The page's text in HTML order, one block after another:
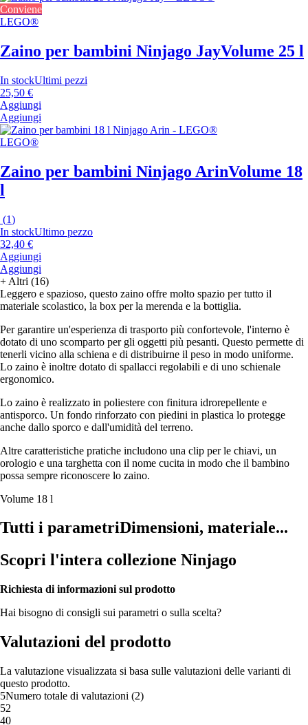
Conviene
LEGO®
Zaino per bambini Ninjago JayVolume 25 l
In stockUltimi pezzi
25,50 €
Aggiungi
Aggiungi
LEGO®
Zaino per bambini Ninjago ArinVolume 18
l
(1)
In stockUltimo pezzo
32,40 €
Aggiungi
Aggiungi
+ Altri (16)
Leggero e spazioso, questo zaino offre molto spazio per tutto il
materiale scolastico, la box per la merenda e la bottiglia.
Per garantire un'esperienza di trasporto più confortevole, l'interno è
dotato di uno scomparto per gli oggetti più pesanti. Questo permette di
tenerli vicino alla schiena e di distribuirne il peso in modo uniforme.
Lo zaino è inoltre dotato di spallacci regolabili e di uno schienale
ergonomico.
Lo zaino è realizzato in poliestere con finitura idrorepellente e
antisporco. Un fondo rinforzato con piedini in plastica lo protegge
anche dallo sporco e dall'umidità del terreno.
Altre caratteristiche pratiche includono una clip per le chiavi, un
orologio e una targhetta con il nome cucita in modo che il bambino
possa sempre riconoscere lo zaino.
Volume 18 l
Tutti i parametriDimensioni, materiale...
Scopri l'intera collezione Ninjago
Richiesta di informazioni sul prodotto
Hai bisogno di consigli sui parametri o sulla scelta?
Valutazioni del prodotto
La valutazione visualizzata si basa sulle valutazioni delle varianti di
questo prodotto.
5Numero totale di valutazioni (2)
52
40